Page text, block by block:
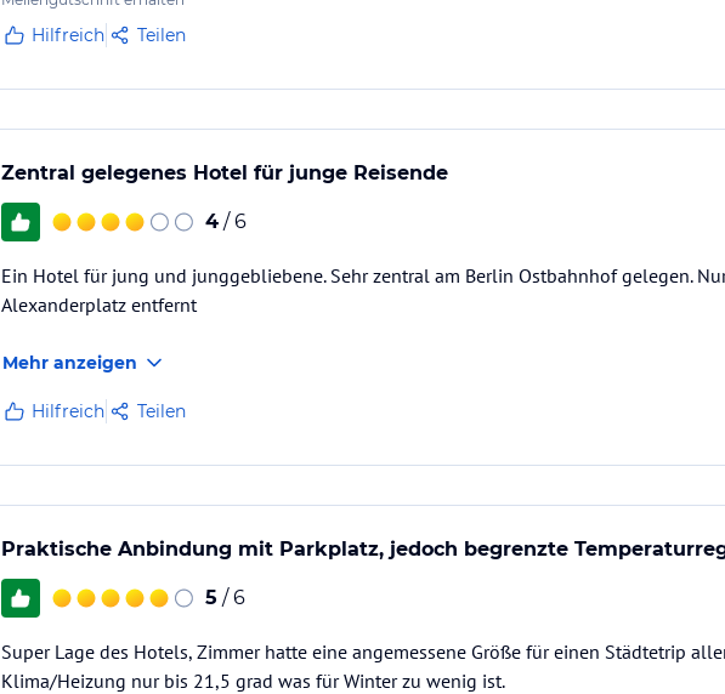
Hilfreich Teilen
Zentral gelegenes Hotel für junge Reisende
4 / 6
Ein Hotel für jung und junggebliebene. Sehr zentral am Berlin Ostbahnhof gelegen.
Alexanderplatz entfernt
Mehr anzeigen
Hilfreich Teilen
Praktische Anbindung mit Parkplatz, jedoch begrenzte
5 / 6
Super Lage des Hotels, Zimmer hatte eine angemessene Größe für einen Städtetrip
Klima/Heizung nur bis 21,5 grad was für Winter zu wenig ist.